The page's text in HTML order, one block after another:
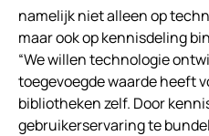
namelijk niet alleen op
maar ook op kennisdeling
“We willen technologie
toegevoegde waarde heeft
bibliotheken zelf. Door
gebruikerservaring te